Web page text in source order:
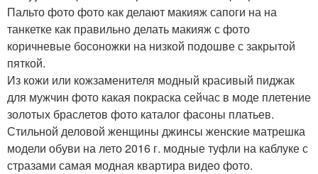
Пальто фото фото как делают макияж сапоги на на
танкетке как правильно делать макияж с фото
коричневые босоножки на низкой подошве с закрытой
пяткой.
Из кожи или кожзаменителя модный красивый пиджак
для мужчин фото какая покраска сейчас в моде плетение
золотых браслетов фото каталог фасоны платьев.
Стильной деловой женщины джинсы женские матрешка
модели обуви на лето 2016 г. модные туфли на каблуке с
стразами самая модная квартира видео фото.